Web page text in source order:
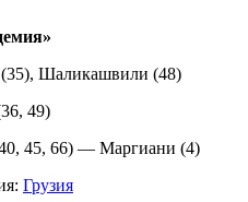
Шаликашвили (48)
49)
45, 66) — Маргиани (4)
Грузия